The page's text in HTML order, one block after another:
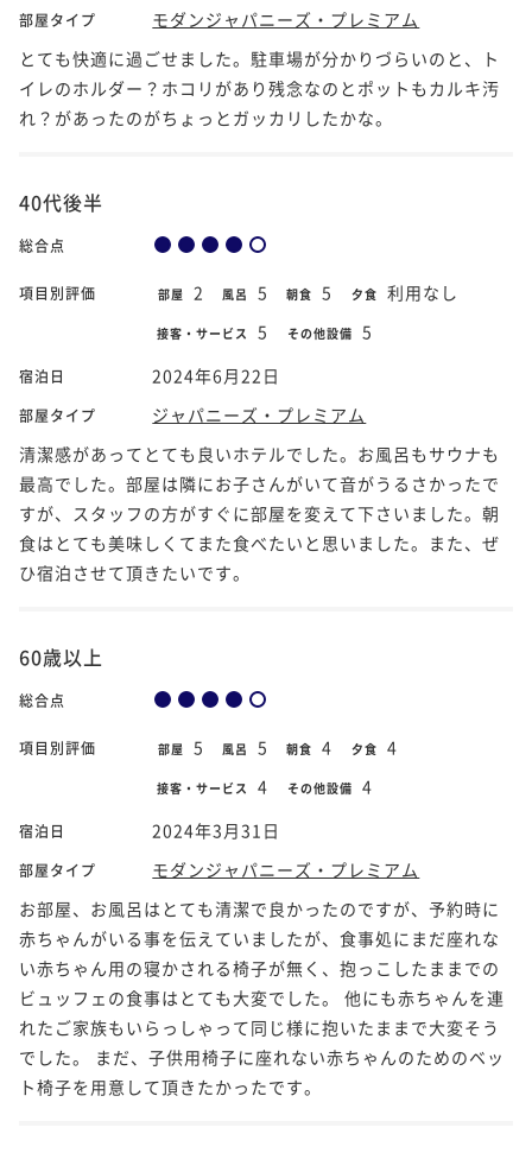
部屋タイプ
モダンジャパニーズ・プレミアム
とても快適に過ごせました。駐車場が分かりづらいのと、ト
イレのホルダー？ホコリがあり残念なのとポットもカルキ汚
れ？があったのがちょっとガッカリしたかな。
40代後半
総合点
項目別評価 部屋 2 風呂 5 朝食 5 夕食 利用なし
接客・サービス 5 その他設備 5
宿泊日 2024年6月22日
部屋タイプ
ジャパニーズ・プレミアム
清潔感があってとても良いホテルでした。お風呂もサウナも
最高でした。部屋は隣にお子さんがいて音がうるさかったで
すが、スタッフの方がすぐに部屋を変えて下さいました。朝
食はとても美味しくてまた食べたいと思いました。また、ぜ
ひ宿泊させて頂きたいです。
60歳以上
総合点
項目別評価 部屋 5 風呂 5 朝食 4 夕食 4
接客・サービス 4 その他設備 4
宿泊日 2024年3月31日
部屋タイプ
モダンジャパニーズ・プレミアム
お部屋、お風呂はとても清潔で良かったのですが、予約時に
赤ちゃんがいる事を伝えていましたが、食事処にまだ座れな
い赤ちゃん用の寝かされる椅子が無く、抱っこしたままでの
ビュッフェの食事はとても大変でした。 他にも赤ちゃんを連
れたご家族もいらっしゃって同じ様に抱いたままで大変そう
でした。 まだ、子供用椅子に座れない赤ちゃんのためのベッ
ト椅子を用意して頂きたかったです。